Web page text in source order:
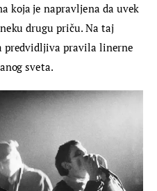
koja je napravljena da uvek
drugu priču. Na taj
predvidljiva pravila linerne
sveta.